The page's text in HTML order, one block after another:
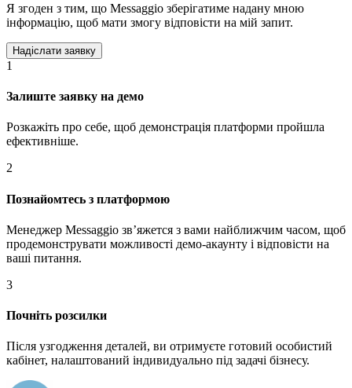
Я згоден з тим, що Messaggio зберігатиме надану мною
інформацію, щоб мати змогу відповісти на мій запит.
1
Залиште заявку на демо
Розкажіть про себе, щоб демонстрація платформи пройшла
ефективніше.
2
Познайомтесь з платформою
Менеджер Messaggio звʼяжется з вами найближчим часом, щоб
продемонструвати можливості демо-акаунту і відповісти на
ваші питання.
3
Почніть розсилки
Після узгодження деталей, ви отримуєте готовий особистий
кабінет, налаштований індивидуально під задачі бізнесу.